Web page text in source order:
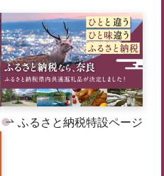
ふるさと納税特設ページ